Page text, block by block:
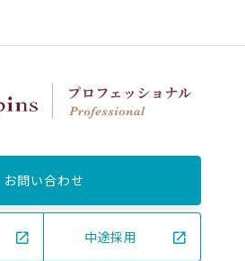
お問い合わせ
中途採用